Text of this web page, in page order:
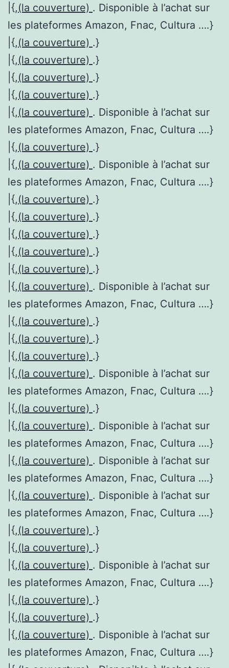
|{,(la couverture) . Disponible à l’achat sur
les plateformes Amazon, Fnac, Cultura ….}
|{,(la couverture) .}
|{,(la couverture) .}
|{,(la couverture) .}
|{,(la couverture) .}
|{,(la couverture) . Disponible à l’achat sur
les plateformes Amazon, Fnac, Cultura ….}
|{,(la couverture) .}
|{,(la couverture) . Disponible à l’achat sur
les plateformes Amazon, Fnac, Cultura ….}
|{,(la couverture) .}
|{,(la couverture) .}
|{,(la couverture) .}
|{,(la couverture) .}
|{,(la couverture) .}
|{,(la couverture) . Disponible à l’achat sur
les plateformes Amazon, Fnac, Cultura ….}
|{,(la couverture) .}
|{,(la couverture) .}
|{,(la couverture) .}
|{,(la couverture) . Disponible à l’achat sur
les plateformes Amazon, Fnac, Cultura ….}
|{,(la couverture) .}
|{,(la couverture) . Disponible à l’achat sur
les plateformes Amazon, Fnac, Cultura ….}
|{,(la couverture) . Disponible à l’achat sur
les plateformes Amazon, Fnac, Cultura ….}
|{,(la couverture) . Disponible à l’achat sur
les plateformes Amazon, Fnac, Cultura ….}
|{,(la couverture) .}
|{,(la couverture) .}
|{,(la couverture) . Disponible à l’achat sur
les plateformes Amazon, Fnac, Cultura ….}
|{,(la couverture) .}
|{,(la couverture) .}
|{,(la couverture) . Disponible à l’achat sur
les plateformes Amazon, Fnac, Cultura ….}